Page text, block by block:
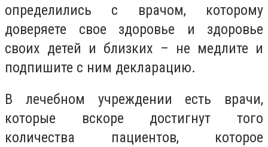
определились с врачом, которому
доверяете свое здоровье и здоровье
своих детей и близких – не медлите и
подпишите с ним декларацию.
В лечебном учреждении есть врачи,
которые вскоре достигнут того
количества пациентов, которое